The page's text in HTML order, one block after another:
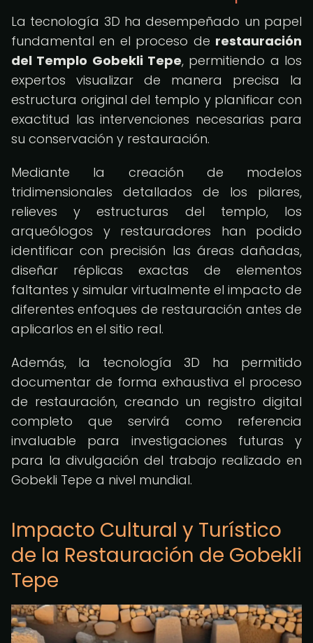
La tecnología 3D ha desempeñado un papel
fundamental en el proceso de restauración
del Templo Gobekli Tepe, permitiendo a los
expertos visualizar de manera precisa la
estructura original del templo y planificar con
exactitud las intervenciones necesarias para
su conservación y restauración.
Mediante la creación de modelos
tridimensionales detallados de los pilares,
relieves y estructuras del templo, los
arqueólogos y restauradores han podido
identificar con precisión las áreas dañadas,
diseñar réplicas exactas de elementos
faltantes y simular virtualmente el impacto de
diferentes enfoques de restauración antes de
aplicarlos en el sitio real.
Además, la tecnología 3D ha permitido
documentar de forma exhaustiva el proceso
de restauración, creando un registro digital
completo que servirá como referencia
invaluable para investigaciones futuras y
para la divulgación del trabajo realizado en
Gobekli Tepe a nivel mundial.
Impacto Cultural y Turístico
de la Restauración de Gobekli
Tepe